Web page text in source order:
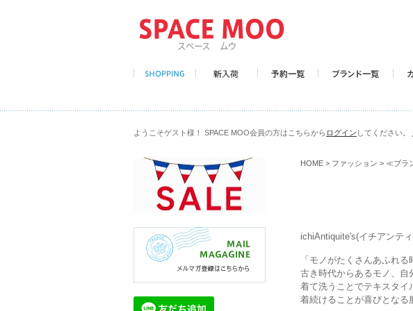
ようこそゲスト様！ SPACE MOO会員の方はこちらから ログイン してください。
HOME > ファッション > ≪ブラ
ichiAntiquite's(イチアンテ
「モノがたくさんあふれ
古き時代からあるモノ、自
着て洗うことでテキスタイ
着続けることが喜びとなる